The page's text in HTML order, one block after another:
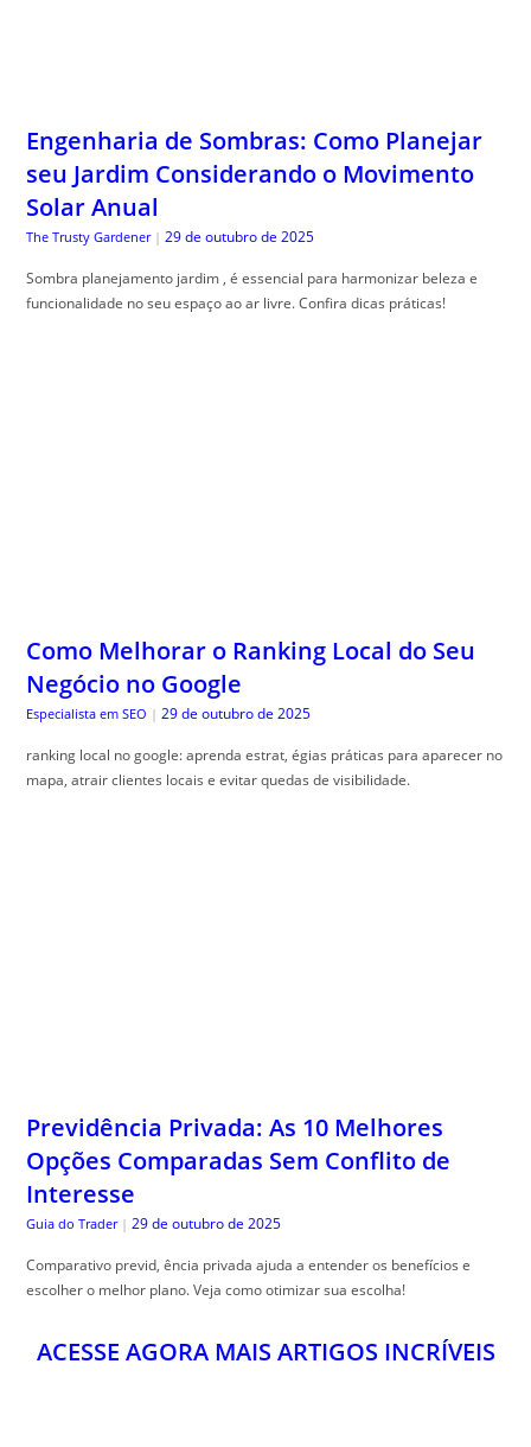
Engenharia de Sombras: Como Planejar
seu Jardim Considerando o Movimento
Solar Anual
The Trusty Gardener | 29 de outubro de 2025
Sombra planejamento jardim , é essencial para harmonizar beleza e
funcionalidade no seu espaço ao ar livre. Confira dicas práticas!
Como Melhorar o Ranking Local do Seu
Negócio no Google
Especialista em SEO | 29 de outubro de 2025
ranking local no google: aprenda estrat, égias práticas para aparecer no
mapa, atrair clientes locais e evitar quedas de visibilidade.
Previdência Privada: As 10 Melhores
Opções Comparadas Sem Conflito de
Interesse
Guia do Trader | 29 de outubro de 2025
Comparativo previd, ência privada ajuda a entender os benefícios e
escolher o melhor plano. Veja como otimizar sua escolha!
ACESSE AGORA MAIS ARTIGOS INCRÍVEIS